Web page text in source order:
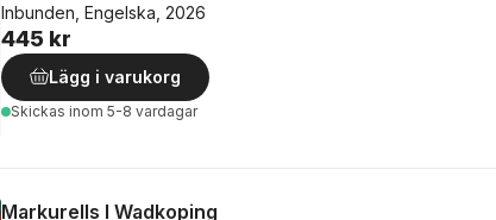
Inbunden, Engelska, 2026
445 kr
Lägg i varukorg
Skickas inom 5-8 vardagar
Markurells I Wadkoping